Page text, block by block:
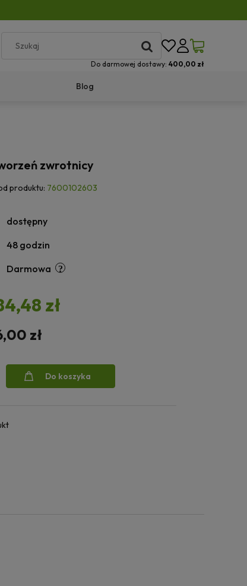
Do darmowej dostawy: 400,00 zł
Blog
zwrotnicy
produktu: 7600102603
dostępny
48 godzin
Darmowa
zł
zł
Do koszyka